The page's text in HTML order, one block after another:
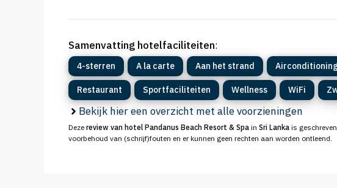
Samenvatting hotelfaciliteiten:
4-sterren A la carte Aan het strand Airconditioning
Restaurant Sportfaciliteiten Wellness WiFi
Bekijk hier een overzicht met alle voorzieningen
Deze review van hotel Pandanus Beach Resort & Spa in Sri Lanka is
voorbehoud van (schrijf)fouten en er kunnen geen rechten aan worden ontleend.